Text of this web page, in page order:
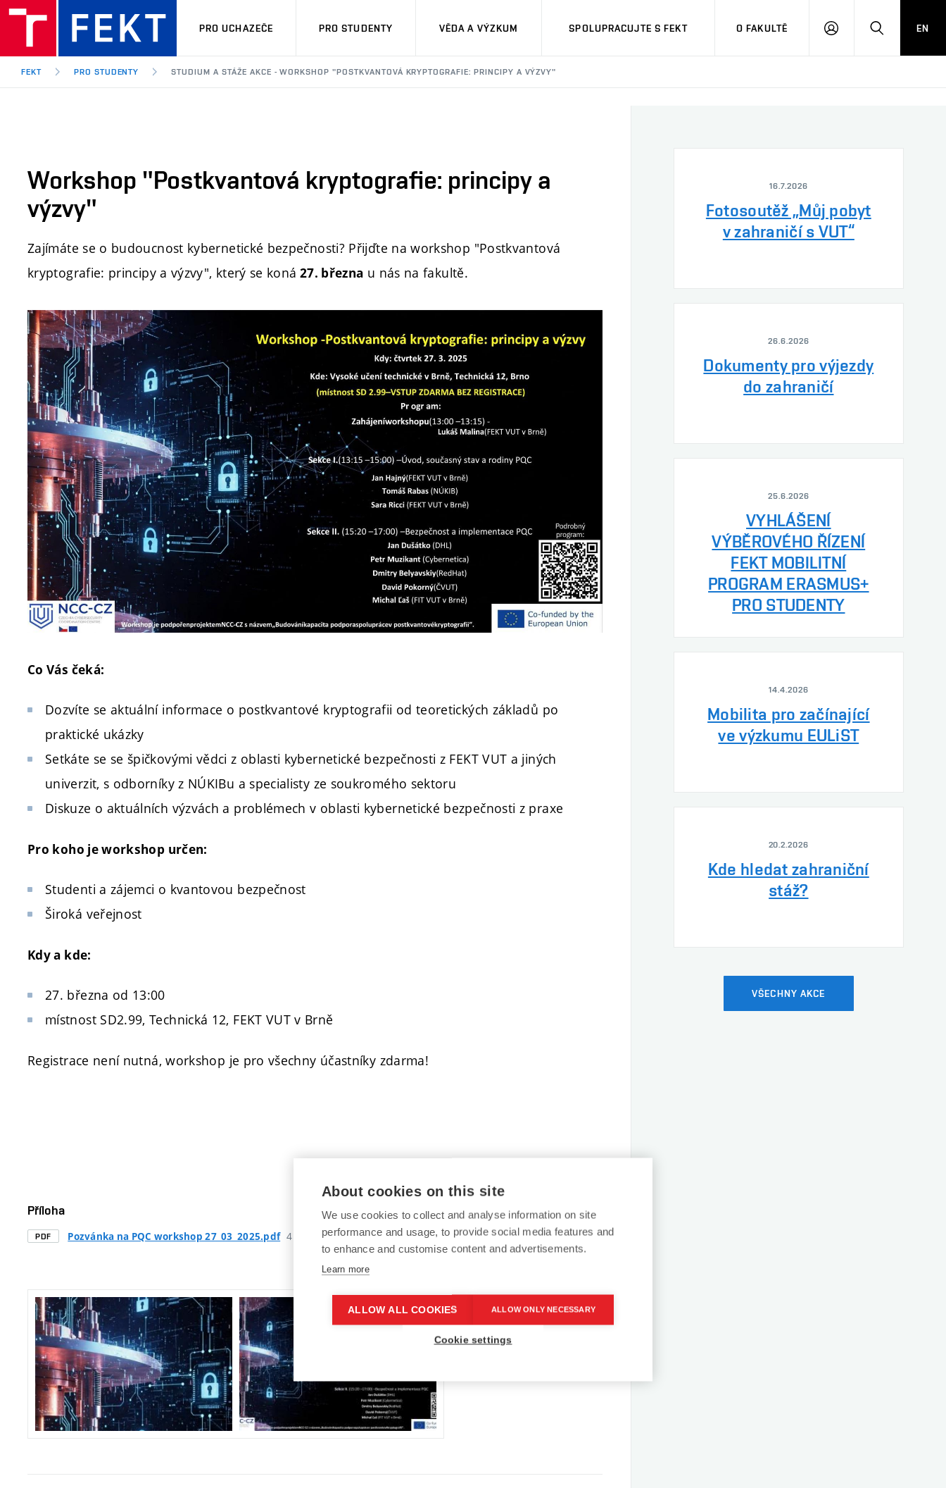
PRO UCHAZEČE PRO STUDENTY VĚDA A VÝZKUM SPOLUPRACUJTE S FEKT O FAKULTĚ
PŘIHLÁSITHLEDAT
EN
FEKT PRO STUDENTY STUDIUM A STÁŽE AKCE - WORKSHOP "POSTKVANTOVÁ KRYPTOGRAFIE: PRINCIPY A VÝZVY"
Workshop "Postkvantová kryptografie: principy a
výzvy"
Zajímáte se o budoucnost kybernetické bezpečnosti? Přijďte na workshop "Postkvantová
kryptografie: principy a výzvy", který se koná 27. března u nás na fakultě.
Co Vás čeká:
Dozvíte se aktuální informace o postkvantové kryptografii od teoretických základů po
praktické ukázky
Setkáte se se špičkovými vědci z oblasti kybernetické bezpečnosti z FEKT VUT a jiných
univerzit, s odborníky z NÚKIBu a specialisty ze soukromého sektoru
Diskuze o aktuálních výzvách a problémech v oblasti kybernetické bezpečnosti z praxe
Pro koho je workshop určen:
Studenti a zájemci o kvantovou bezpečnost
Široká veřejnost
Kdy a kde:
27. března od 13:00
místnost SD2.99, Technická 12, FEKT VUT v Brně
Registrace není nutná, workshop je pro všechny účastníky zdarma!
Příloha
PDF Pozvánka na PQC workshop 27_03_2025.pdf 411KiB
16.7.2026
Fotosoutěž „Můj pobyt
v zahraničí s VUT“
26.6.2026
Dokumenty pro výjezdy
do zahraničí
25.6.2026
VYHLÁŠENÍ
VÝBĚROVÉHO ŘÍZENÍ
FEKT MOBILITNÍ
PROGRAM ERASMUS+
PRO STUDENTY
14.4.2026
Mobilita pro začínající
ve výzkumu EULiST
20.2.2026
Kde hledat zahraniční
stáž?
VŠECHNY AKCE
About cookies on this site
We use cookies to collect and analyse information on site
performance and usage, to provide social media features and
to enhance and customise content and advertisements.
Learn more
ALLOW ALL COOKIES ALLOW ONLY NECESSARY
Cookie settings